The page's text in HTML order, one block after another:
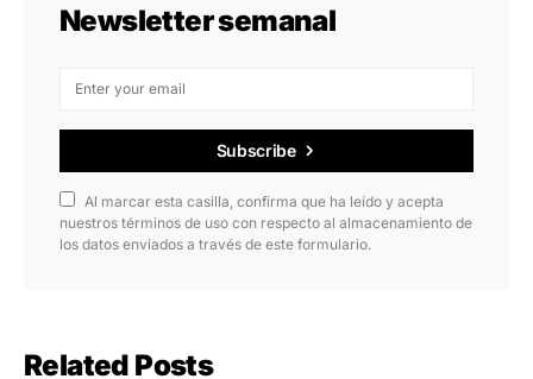
Newsletter semanal
Subscribe
Al marcar esta casilla, confirma que ha leído y acepta
nuestros términos de uso con respecto al almacenamiento de
los datos enviados a través de este formulario.
Related Posts